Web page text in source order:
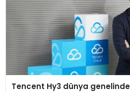
Tencent Hy3 dünya